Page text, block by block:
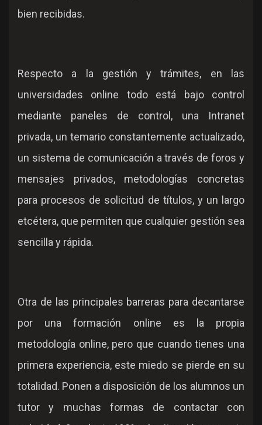
bien recibidas.
Respecto a la gestión y trámites, en las
universidades online todo está bajo control
mediante paneles de control, una Intranet
privada, un temario constantemente actualizado,
un sistema de comunicación a través de foros y
mensajes privados, metodologías concretas
para procesos de solicitud de títulos, y un largo
etcétera, que permiten que cualquier gestión sea
sencilla y rápida.
Otra de las principales barreras para decantarse
por una formación online es la propia
metodología online, pero que cuando tienes una
primera experiencia, este miedo se pierde en su
totalidad. Ponen a disposición de los alumnos un
tutor y muchas formas de contactar con